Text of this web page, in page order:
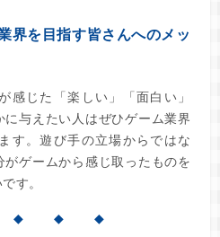
界を目指す皆さんへのメッ
感じた「楽しい」「面白い」
に与えたい人はぜひゲーム業界
す。遊び手の立場からではな
がゲームから感じ取ったものを
す。
◆ ◆ ◆